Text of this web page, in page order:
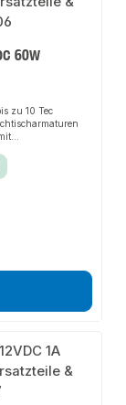
60W
zu 10 Tec
ALeistung: max.